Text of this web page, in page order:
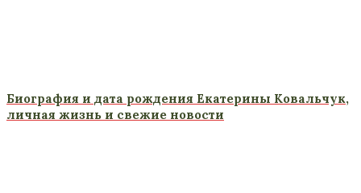
Биография и дата рождения Екатерины Ковальчук,
личная жизнь и свежие новости